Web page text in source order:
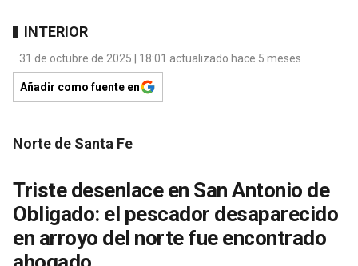
INTERIOR
31 de octubre de 2025 | 18:01 actualizado hace 5 meses
Añadir como fuente en
Norte de Santa Fe
Triste desenlace en San Antonio de
Obligado: el pescador desaparecido
en arroyo del norte fue encontrado